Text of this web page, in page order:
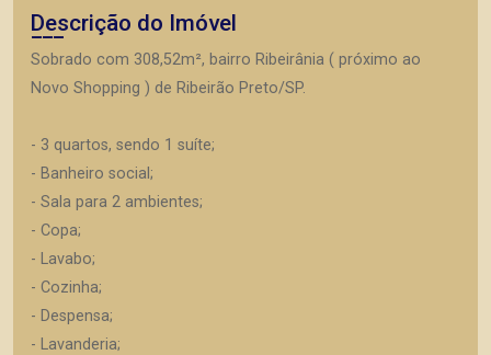
Descrição do Imóvel
Sobrado com 308,52m², bairro Ribeirânia ( próximo ao
Novo Shopping ) de Ribeirão Preto/SP.
- 3 quartos, sendo 1 suíte;
- Banheiro social;
- Sala para 2 ambientes;
- Copa;
- Lavabo;
- Cozinha;
- Despensa;
- Lavanderia;